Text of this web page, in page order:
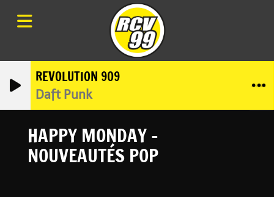
REVOLUTION 909
Daft Punk
HAPPY MONDAY -
NOUVEAUTÉS POP